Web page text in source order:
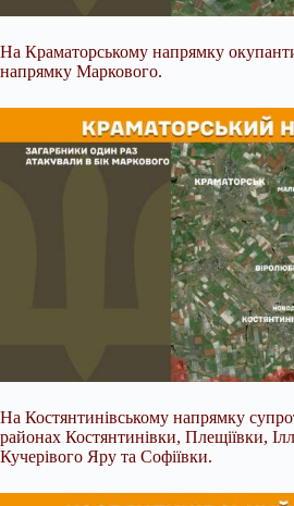
На Краматорському напрямку
напрямку Маркового.
На Костянтинівському напрямку
районах Костянтинівки, Плещіївки,
Кучерівого Яру та Софіївки.